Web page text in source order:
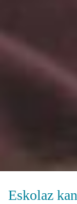
Eskolaz